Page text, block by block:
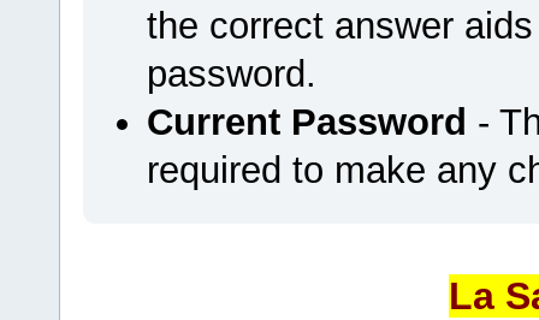
the correct answer
password.
Current Password -
required to make any
La